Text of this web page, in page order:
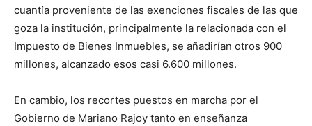
cuantía proveniente de las exenciones fiscales de las que
goza la institución, principalmente la relacionada con el
Impuesto de Bienes Inmuebles, se añadirían otros 900
millones, alcanzado esos casi 6.600 millones.
En cambio, los recortes puestos en marcha por el
Gobierno de Mariano Rajoy tanto en enseñanza